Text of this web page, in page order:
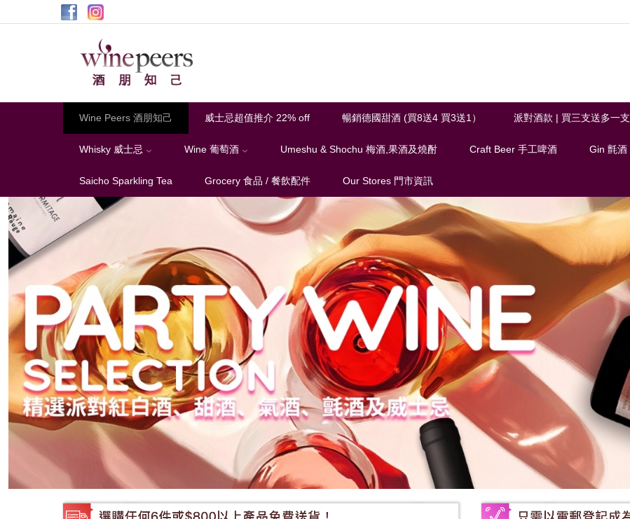
朋
Wine Peers 酒朋知己 威士忌超值推介 22% off 暢銷德國甜酒 (買8送4 買3送1） 派對酒款 | 買三支送多一支
Whisky 威士忌 Wine 葡萄酒 Umeshu & Shochu 梅酒,果酒及燒酎 Craft Beer 手工啤酒 Gin 氈酒
Saicho Sparkling Tea Grocery 食品 / 餐飲配件 Our Stores 門市資訊